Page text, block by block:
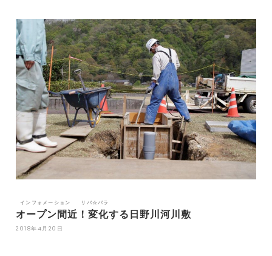
インフォメーション リバ☆パラ
オープン間近！変化する日野川河川敷
2018年4月20日